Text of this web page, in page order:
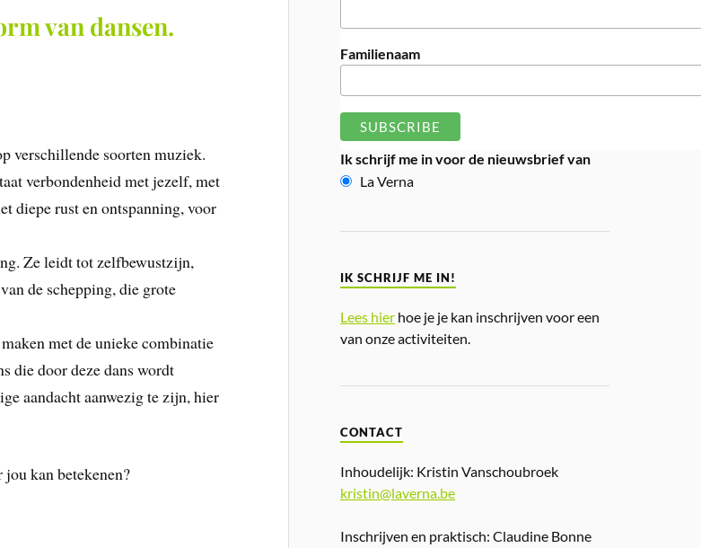
van dansen.
verschillende soorten muziek.
verbondenheid met jezelf, met
diepe rust en ontspanning, voor
Ze leidt tot zelfbewustzijn,
de schepping, die grote
met de unieke combinatie
die door deze dans wordt
aandacht aanwezig te zijn, hier
kan betekenen?
Familienaam
Ik schrijf me in voor de nieuwsbrief van
La Verna
IK SCHRIJF ME IN!
Lees hier hoe je je kan inschrijven voor een
van onze activiteiten.
CONTACT
Inhoudelijk: Kristin Vanschoubroek
kristin@laverna.be
Inschrijven en praktisch: Claudine Bonne